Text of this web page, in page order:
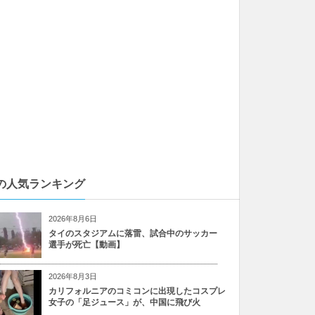
人気ランキング
2026年8月6日
タイのスタジアムに落雷、試合中のサッカー
選手が死亡【動画】
2026年8月3日
カリフォルニアのコミコンに出現したコスプレ
女子の「足ジュース」が、中国に飛び火